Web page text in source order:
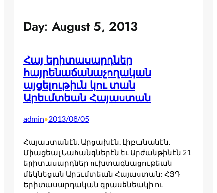
Day: August 5, 2013
Հայ երիտասարդներ
հայրենաճանաչողական
այցելութիւն կու տան
Արեւմտեան Հայաստան
admin•2013/08/05
Հայաստանէն, Արցախէն, Լիբանանէն,
Միացեալ Նահանգներէն եւ Արժանթինէն 21
երիտասարդներ ուխտագնացութեան
մեկնեցան Արեւմտեան Հայաստան: ՀՅԴ
Երիտասարդական գրասենեակի ու